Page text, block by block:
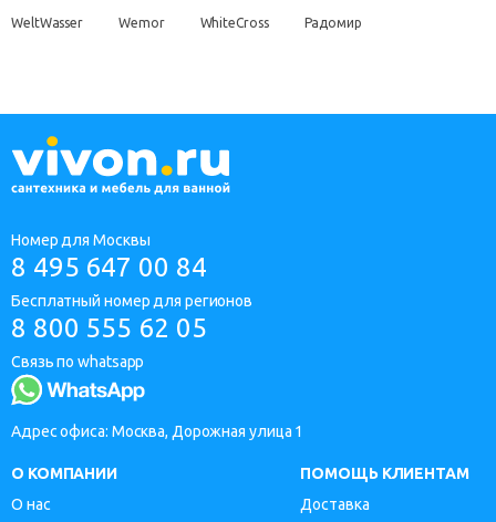
WeltWasser Wemor WhiteCross Радомир
Номер для Москвы
8 495 647 00 84
Бесплатный номер для регионов
8 800 555 62 05
Связь по whatsapp
Адрес офиса: Москва, Дорожная улица 1
О КОМПАНИИ
О нас
ПОМОЩЬ КЛИЕНТАМ
Доставка